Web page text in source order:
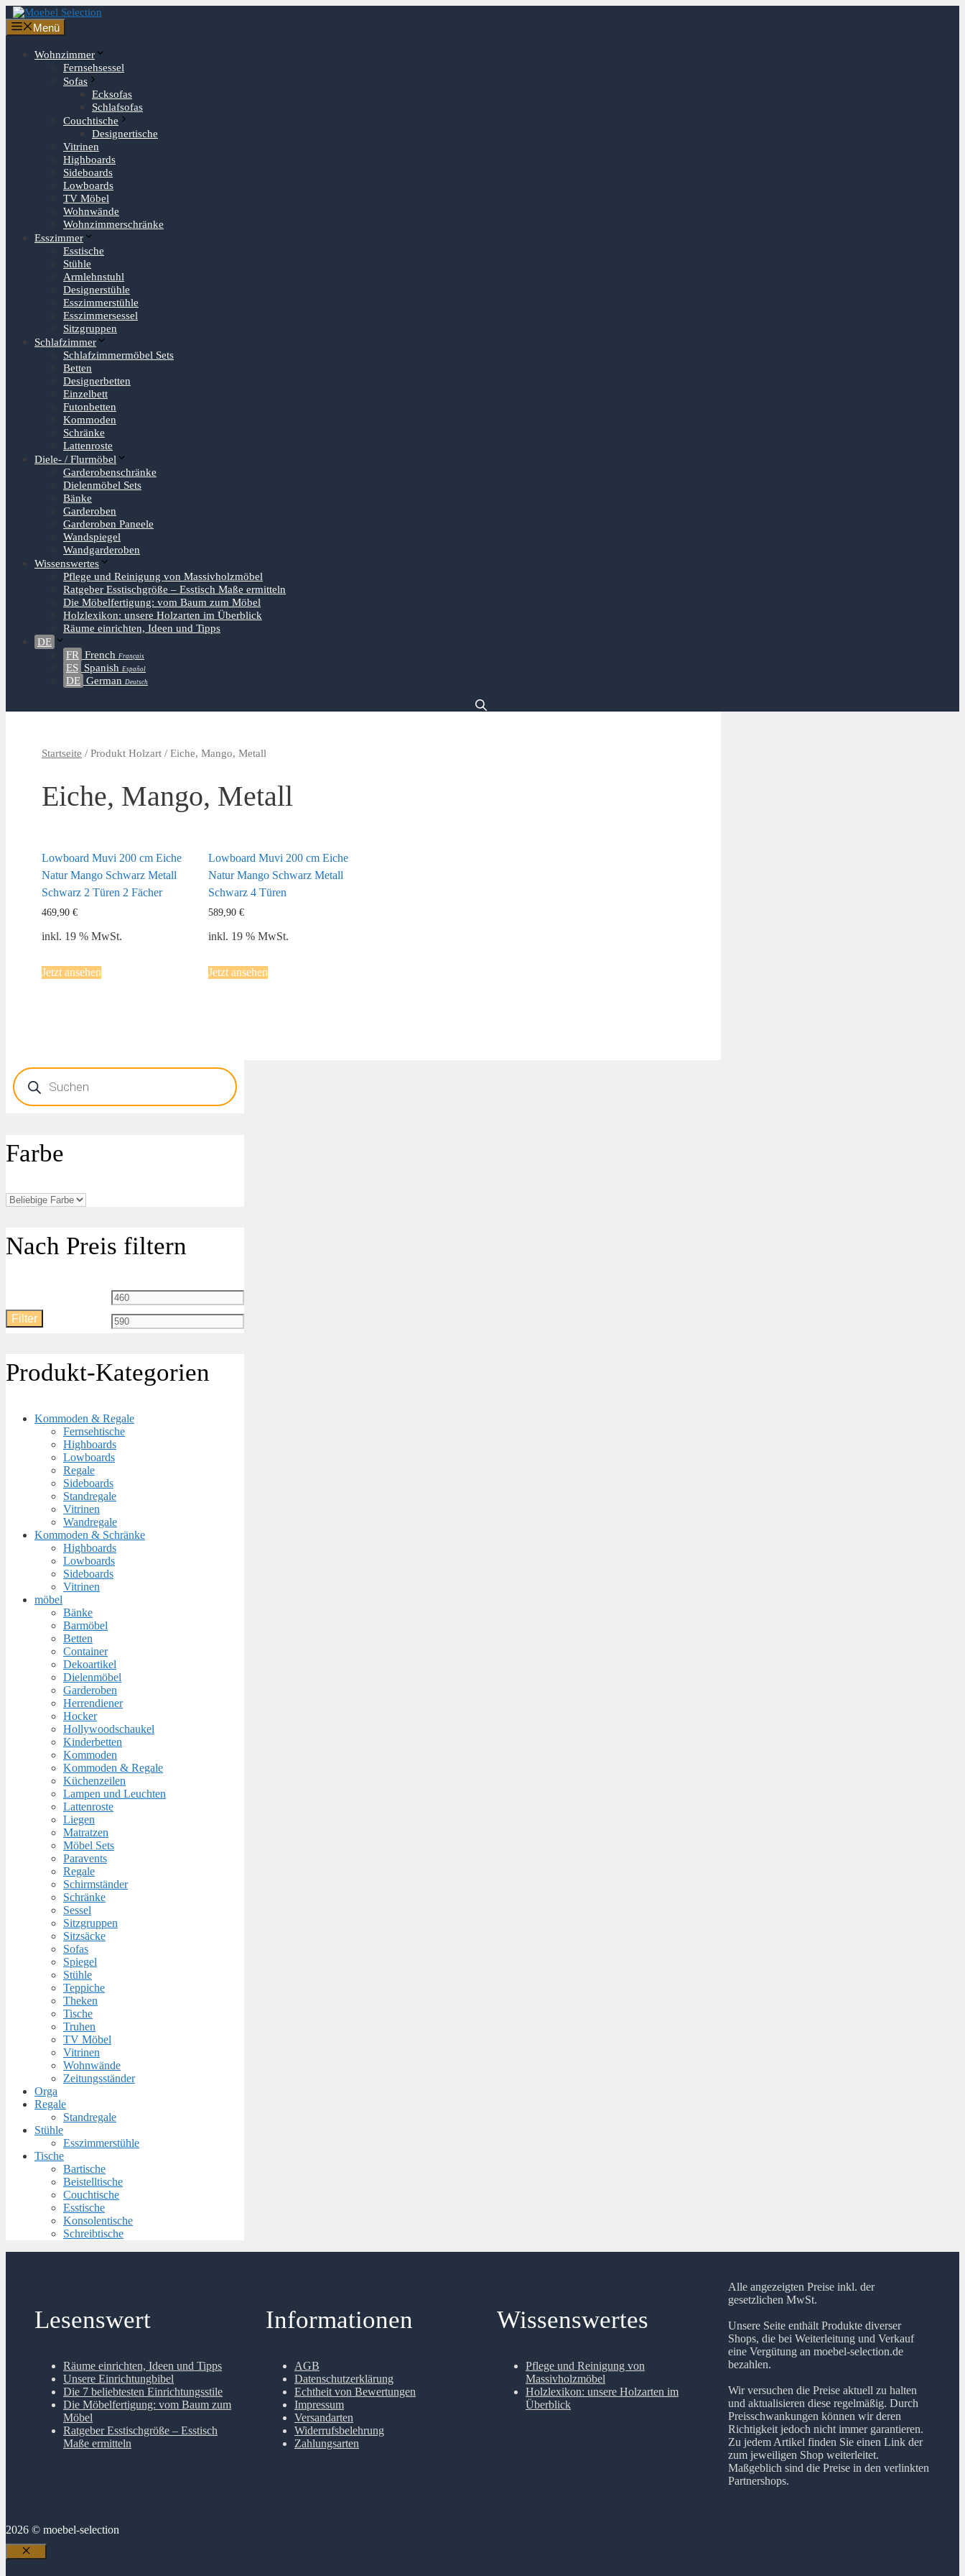
Zum
Inhalt
springen
Menü
Wohnzimmer
Fernsehsessel
Sofas
Ecksofas
Schlafsofas
Couchtische
Designertische
Vitrinen
Highboards
Sideboards
Lowboards
TV Möbel
Wohnwände
Wohnzimmerschränke
Esszimmer
Esstische
Stühle
Armlehnstuhl
Designerstühle
Esszimmerstühle
Esszimmersessel
Sitzgruppen
Schlafzimmer
Schlafzimmermöbel Sets
Betten
Designerbetten
Einzelbett
Futonbetten
Kommoden
Schränke
Lattenroste
Diele- / Flurmöbel
Garderobenschränke
Dielenmöbel Sets
Bänke
Garderoben
Garderoben Paneele
Wandspiegel
Wandgarderoben
Wissenswertes
Pflege und Reinigung von Massivholzmöbel
Ratgeber Esstischgröße – Esstisch Maße ermitteln
Die Möbelfertigung: vom Baum zum Möbel
Holzlexikon: unsere Holzarten im Überblick
Räume einrichten, Ideen und Tipps
DE
FR French Français
ES Spanish Español
DE German Deutsch
Startseite / Produkt Holzart / Eiche, Mango, Metall
Eiche, Mango, Metall
Lowboard Muvi 200 cm Eiche
Natur Mango Schwarz Metall
Schwarz 2 Türen 2 Fächer
469,90 €
inkl. 19 % MwSt.
Jetzt ansehen
Lowboard Muvi 200 cm Eiche
Natur Mango Schwarz Metall
Schwarz 4 Türen
589,90 €
inkl. 19 % MwSt.
Jetzt ansehen
Products
search
Farbe
Nach Preis filtern
Min.
Preis
Filter
Produkt-Kategorien
Kommoden & Regale
Fernsehtische
Highboards
Lowboards
Regale
Sideboards
Standregale
Vitrinen
Wandregale
Kommoden & Schränke
Highboards
Lowboards
Sideboards
Vitrinen
möbel
Bänke
Barmöbel
Betten
Container
Dekoartikel
Dielenmöbel
Garderoben
Herrendiener
Hocker
Hollywoodschaukel
Kinderbetten
Kommoden
Kommoden & Regale
Küchenzeilen
Lampen und Leuchten
Lattenroste
Liegen
Matratzen
Möbel Sets
Paravents
Regale
Schirmständer
Schränke
Sessel
Sitzgruppen
Sitzsäcke
Sofas
Spiegel
Stühle
Teppiche
Theken
Tische
Truhen
TV Möbel
Vitrinen
Wohnwände
Zeitungsständer
Orga
Regale
Standregale
Stühle
Esszimmerstühle
Tische
Bartische
Beistelltische
Couchtische
Esstische
Konsolentische
Schreibtische
Lesenswert
Räume einrichten, Ideen und Tipps
Unsere Einrichtungbibel
Die 7 beliebtesten Einrichtungsstile
Die Möbelfertigung: vom Baum zum
Möbel
Ratgeber Esstischgröße – Esstisch
Maße ermitteln
Informationen
AGB
Datenschutzerklärung
Echtheit von Bewertungen
Impressum
Versandarten
Widerrufsbelehrung
Zahlungsarten
Wissenswertes
Pflege und Reinigung von
Massivholzmöbel
Holzlexikon: unsere Holzarten im
Überblick
Alle angezeigten Preise inkl. der
gesetzlichen MwSt.
Unsere Seite enthält Produkte diverser
Shops, die bei Weiterleitung und Verkauf
eine Vergütung an moebel-selection.de
bezahlen.
Wir versuchen die Preise aktuell zu halten
und aktualisieren diese regelmäßig. Durch
Preisschwankungen können wir deren
Richtigkeit jedoch nicht immer garantieren.
Zu jedem Artikel finden Sie einen Link der
zum jeweiligen Shop weiterleitet.
Maßgeblich sind die Preise in den verlinkten
Partnershops.
2026 © moebel-selection
Schließen